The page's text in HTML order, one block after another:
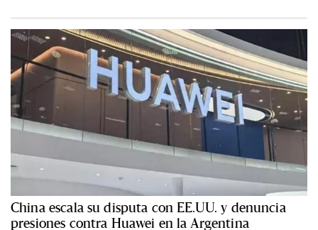
China escala su disputa con EE.UU. y denuncia
presiones contra Huawei en la Argentina